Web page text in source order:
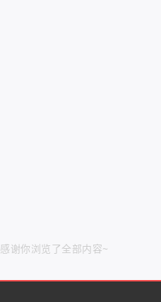
感谢你浏览了全部内容~